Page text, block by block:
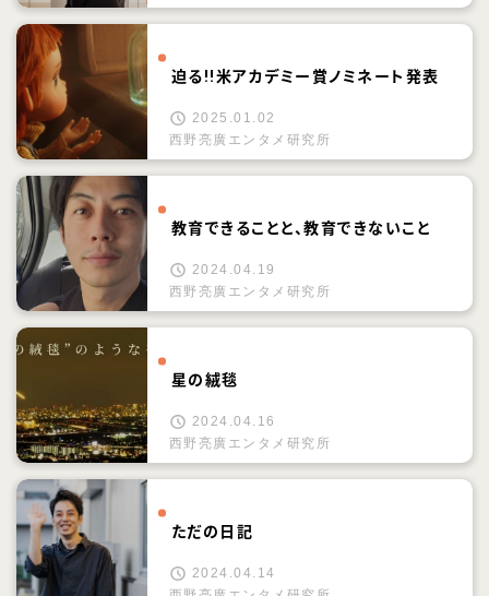
迫る!!米アカデミー賞ノミネート発表
2025.01.02
西野亮廣エンタメ研究所
教育できることと、教育できないこと
2024.04.19
西野亮廣エンタメ研究所
星の絨毯
2024.04.16
西野亮廣エンタメ研究所
ただの日記
2024.04.14